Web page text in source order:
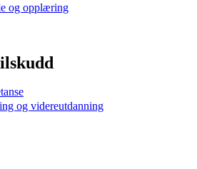
og opplæring
og videreutdanning